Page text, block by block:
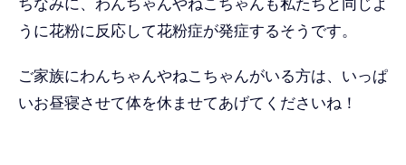
ちなみに、わんちゃんやねこちゃんも私たちと同じよ
うに花粉に反応して花粉症が発症するそうです。
ご家族にわんちゃんやねこちゃんがいる方は、いっぱ
いお昼寝させて体を休ませてあげてくださいね！